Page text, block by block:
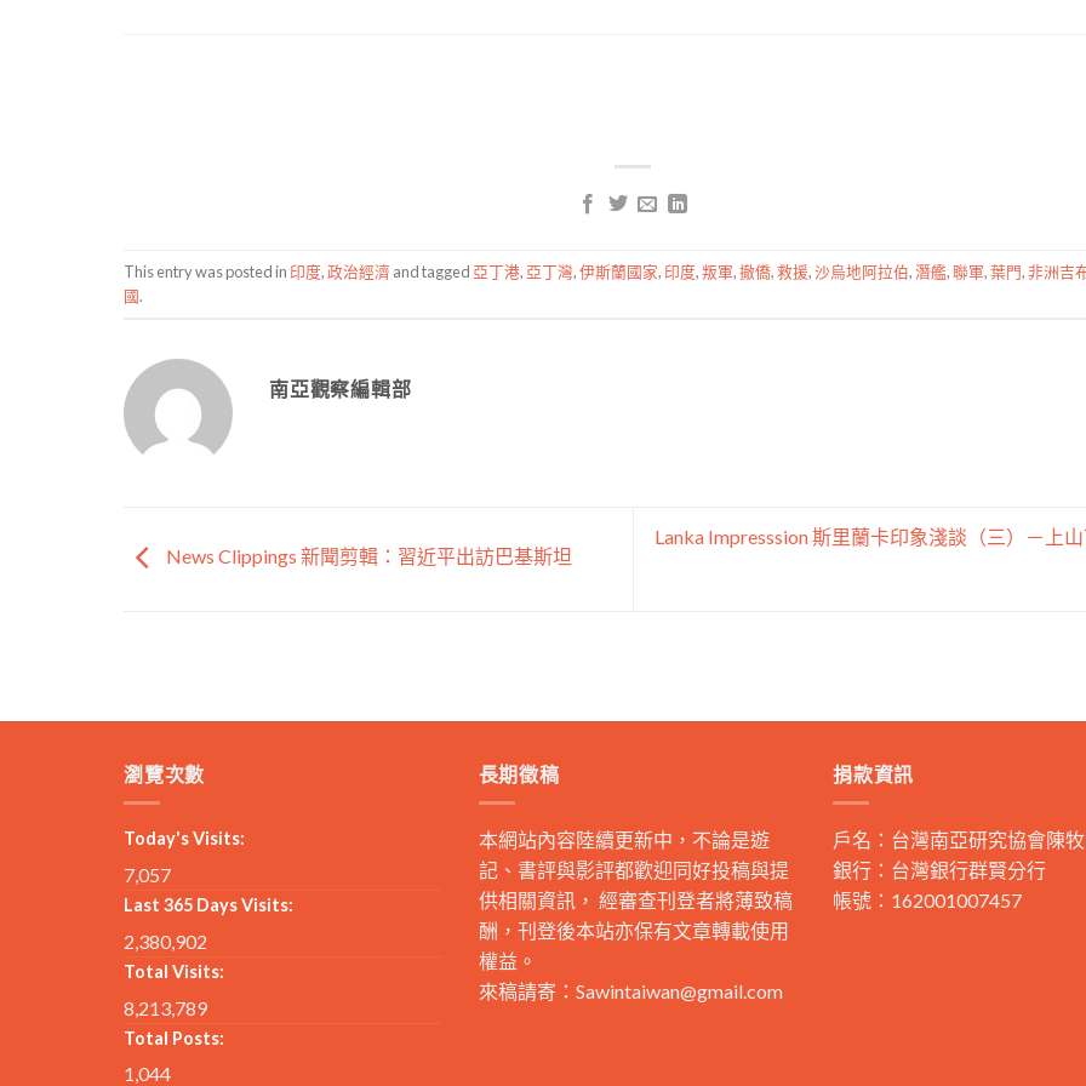
This entry was posted in 印度,政治經濟 and tagged 亞丁港, 亞丁灣,伊斯蘭國家, 印度,叛軍,撤僑,救援,沙烏地阿拉伯,潛艦,聯軍,葉門,非洲吉
國.
南亞觀察編輯部
News Clippings 新聞剪輯：習近平出訪巴基斯坦
Lanka Impresssion 斯里蘭卡印象淺談（三）－上
瀏覽次數
Today's Visits:
7,057
Last 365 Days Visits:
2,380,902
Total Visits:
8,213,789
Total Posts:
1,044
長期徵稿
本網站內容陸續更新中，不論是遊
記、書評與影評都歡迎同好投稿與提
供相關資訊， 經審查刊登者將薄致稿
酬，刊登後本站亦保有文章轉載使用
權益。
來稿請寄： Sawintaiwan@gmail.com
捐款資訊
戶名：台灣南亞研究協會陳
銀行：台灣銀行群賢分行
帳號：162001007457